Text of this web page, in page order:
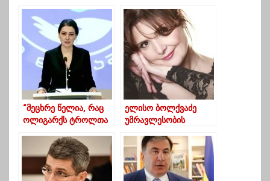
მნიშვნელოვანია,
ვიდრე შესაძლო
ზიანი”
“მეცხრე წელია, რაც
ოლიგარქს ტროლთა
ოფიციალურად”
ელისო ბოლქვაძე
უმრავლესობის
ბერას სიმღერას
დემონსტრაციულად
უსმენდა